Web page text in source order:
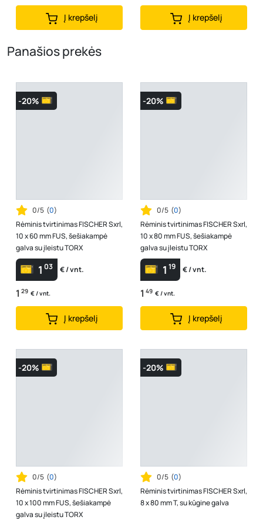
Į krepšelį Į krepšelį
Panašios prekės
-20%
0/5 (0)
Rėminis tvirtinimas FISCHER Sxrl,
10 x 60 mm FUS, šešiakampė
galva su įleistu TORX
1 03 € / vnt.
1 29 € / vnt.
Į krepšelį
-20%
0/5 (0)
Rėminis tvirtinimas FISCHER Sxrl,
10 x 80 mm FUS, šešiakampė
galva su įleistu TORX
1 19 € / vnt.
1 49 € / vnt.
Į krepšelį
-20%
0/5 (0)
Rėminis tvirtinimas FISCHER Sxrl,
10 x 100 mm FUS, šešiakampė
galva su įleistu TORX
-20%
0/5 (0)
Rėminis tvirtinimas FISCHER Sxrl,
8 x 80 mm T, su kūgine galva